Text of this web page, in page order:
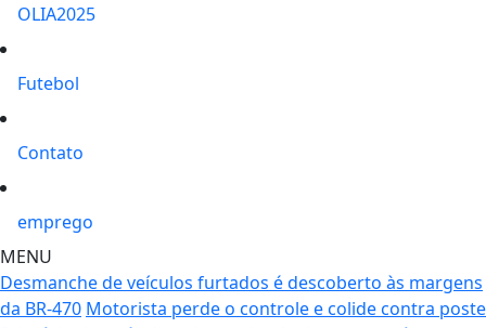
OLIA2025
Futebol
Contato
emprego
MENU
Desmanche de veículos furtados é descoberto às margens
da BR-470 Motorista perde o controle e colide contra poste